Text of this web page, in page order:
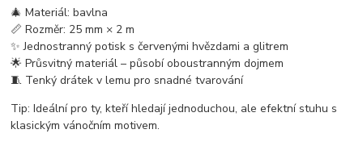
🎄 Materiál: bavlna
📏 Rozměr: 25 mm × 2 m
✨ Jednostranný potisk s červenými hvězdami a glitrem
🌟 Průsvitný materiál – působí oboustranným dojmem
🧵 Tenký drátek v lemu pro snadné tvarování
Tip: Ideální pro ty, kteří hledají jednoduchou, ale efektní stuhu s
klasickým vánočním motivem.